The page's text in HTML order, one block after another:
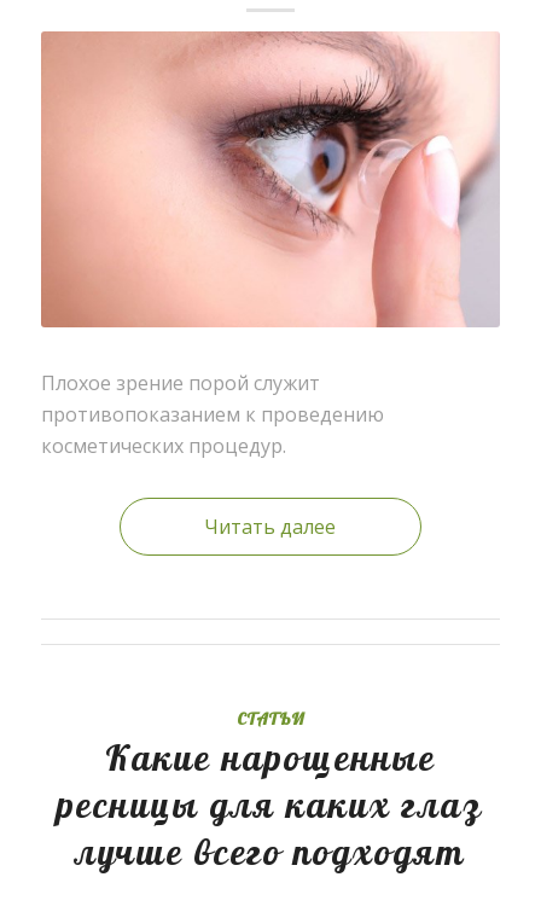
Плохое зрение порой служит
противопоказанием к проведению
косметических процедур.
Читать далее
СТАТЬИ
Какие нарощенные
ресницы для каких глаз
лучше всего подходят